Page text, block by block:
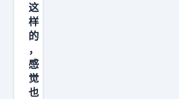
这
样
的
，
感
觉
也